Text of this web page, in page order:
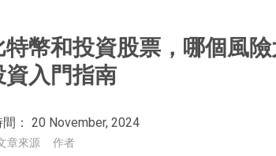
特幣和投資股票，哪個風
資入門指南
： 20 November, 2024
章來源 作者